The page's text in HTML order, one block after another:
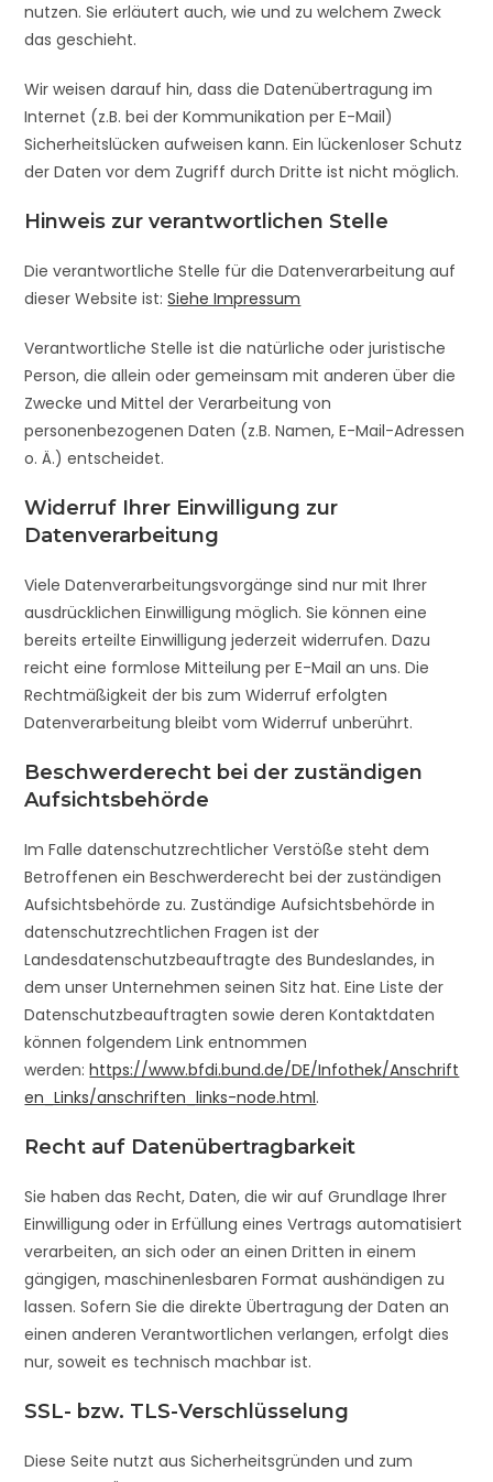
nutzen. Sie erläutert auch, wie und zu welchem Zweck
das geschieht.
Wir weisen darauf hin, dass die Datenübertragung im
Internet (z.B. bei der Kommunikation per E-Mail)
Sicherheitslücken aufweisen kann. Ein lückenloser Schutz
der Daten vor dem Zugriff durch Dritte ist nicht möglich.
Hinweis zur verantwortlichen Stelle
Die verantwortliche Stelle für die Datenverarbeitung auf
dieser Website ist:Siehe Impressum
Verantwortliche Stelle ist die natürliche oder juristische
Person, die allein oder gemeinsam mit anderen über die
Zwecke und Mittel der Verarbeitung von
personenbezogenen Daten (z.B. Namen, E-Mail-Adressen
o. Ä.) entscheidet.
Widerruf Ihrer Einwilligung zur
Datenverarbeitung
Viele Datenverarbeitungsvorgänge sind nur mit Ihrer
ausdrücklichen Einwilligung möglich. Sie können eine
bereits erteilte Einwilligung jederzeit widerrufen. Dazu
reicht eine formlose Mitteilung per E-Mail an uns. Die
Rechtmäßigkeit der bis zum Widerruf erfolgten
Datenverarbeitung bleibt vom Widerruf unberührt.
Beschwerderecht bei der zuständigen
Aufsichtsbehörde
Im Falle datenschutzrechtlicher Verstöße steht dem
Betroffenen ein Beschwerderecht bei der zuständigen
Aufsichtsbehörde zu. Zuständige Aufsichtsbehörde in
datenschutzrechtlichen Fragen ist der
Landesdatenschutzbeauftragte des Bundeslandes, in
dem unser Unternehmen seinen Sitz hat. Eine Liste der
Datenschutzbeauftragten sowie deren Kontaktdaten
können folgendem Link entnommen
werden:https://www.bfdi.bund.de/DE/Infothek/Anschrift
en_Links/anschriften_links-node.html.
Recht auf Datenübertragbarkeit
Sie haben das Recht, Daten, die wir auf Grundlage Ihrer
Einwilligung oder in Erfüllung eines Vertrags automatisiert
verarbeiten, an sich oder an einen Dritten in einem
gängigen, maschinenlesbaren Format aushändigen zu
lassen. Sofern Sie die direkte Übertragung der Daten an
einen anderen Verantwortlichen verlangen, erfolgt dies
nur, soweit es technisch machbar ist.
SSL- bzw. TLS-Verschlüsselung
Diese Seite nutzt aus Sicherheitsgründen und zum